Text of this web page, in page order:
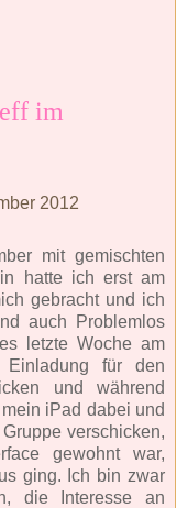
im
mit gemischten
hatte ich erst am
gebracht und ich
auch Problemlos
letzte Woche am
für den
und während
iPad dabei und
verschicken,
gewohnt war,
ging. Ich bin zwar
die Interesse an